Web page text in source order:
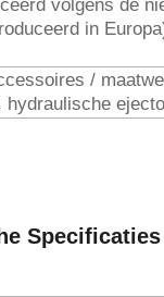
volgens de
in
/
hydraulische
Specificaties